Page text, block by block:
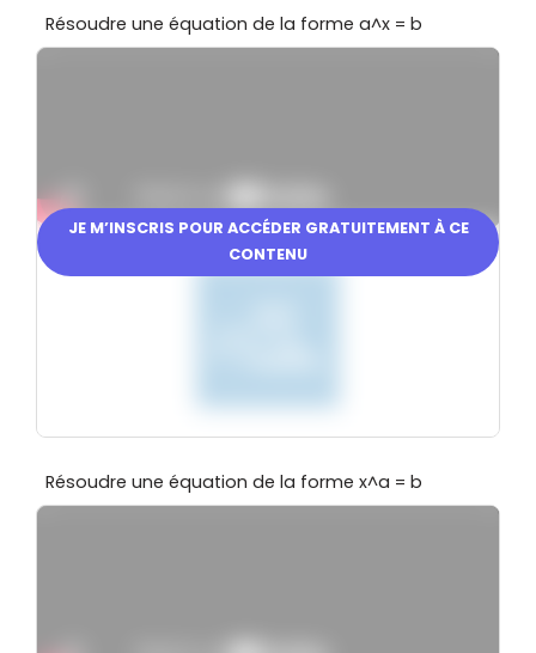
Résoudre une équation de la forme a^x = b
JE M’INSCRIS POUR ACCÉDER GRATUITEMENT À CE
CONTENU
En partenariat avec
Résoudre une équation de la forme x^a = b